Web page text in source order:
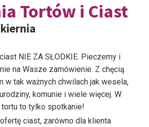
Tortów i Ciast
NIE ZA SŁODKIE. Pieczemy i
na Wasze zamówienie. Z chęcią
w tak ważnych chwilach jak wesela,
komunie i wiele więcej. W
to tylko spotkanie!
ciast, zarówno dla klienta